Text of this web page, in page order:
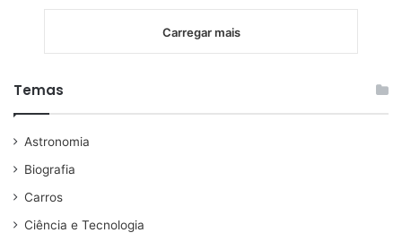
Carregar mais
Temas
Astronomia
Biografia
Carros
Ciência e Tecnologia